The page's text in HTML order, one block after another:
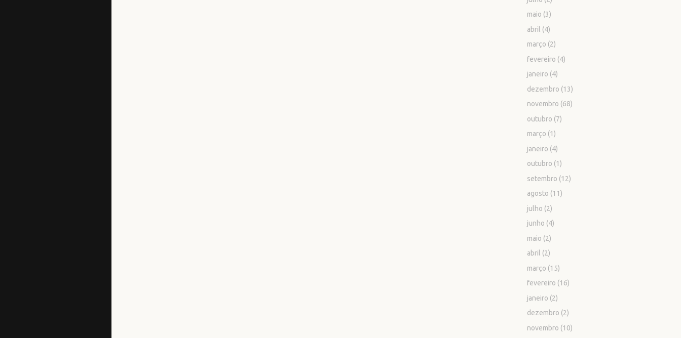
maio (3)
abril (4)
março (2)
fevereiro (4)
janeiro (4)
dezembro (13)
novembro (68)
outubro (7)
março (1)
janeiro (4)
outubro (1)
setembro (12)
agosto (11)
julho (2)
junho (4)
maio (2)
abril (2)
março (15)
fevereiro (16)
janeiro (2)
dezembro (2)
novembro (10)